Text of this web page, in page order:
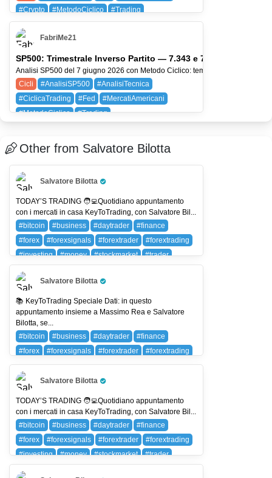
#Crypto
#MetodoCiclico
#Trading
AMZN (Amazon.com, Inc.)
BTC (BITCOIN)
SQ (BLOCK)
FabriMe21
SP500: Trimestrale Inverso Partito — 7.343 e 7.098 i Livelli
Analisi SP500 del 7 giugno 2026 con Metodo Ciclico: tempo, struttura,
Cicli
#AnalisiSP500
#AnalisiTecnica
#CiclicaTrading
#Fed
#MercatiAmericani
#MetodoCiclico
#Trading
SPX (SP 500)
Other from Salvatore Bilotta
Salvatore Bilotta
Pro Trader
TODAY’S TRADING 🧑‍💻Quotidiano appuntamento
con i mercati in casa KeyToTrading, con Salvatore Bil...
#bitcoin
#business #daytrader
#finance
#forex
#forexsignals #forextrader
#forextrading
#investing
#money #stockmarket
#trader
Salvatore Bilotta
Pro Trader
📚 KeyToTrading Speciale Dati: in questo
appuntamento insieme a Massimo Rea e Salvatore
Bilotta, se...
#bitcoin
#business #daytrader
#finance
#forex
#forexsignals #forextrader
#forextrading
#investing
#money #stockmarket
#trader
#trading
#wallstreet BTC (BITCOIN)
Salvatore Bilotta
Pro Trader
TODAY’S TRADING 🧑‍💻Quotidiano appuntamento
con i mercati in casa KeyToTrading, con Salvatore Bil...
#bitcoin
#business #daytrader
#finance
#forex
#forexsignals #forextrader
#forextrading
#investing
#money #stockmarket
#trader